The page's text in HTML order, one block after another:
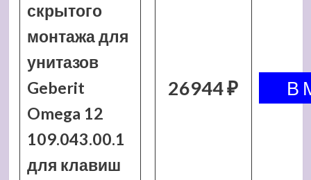
скрытого
монтажа для
унитазов
Geberit
Omega 12
109.043.00.1
для клавиш
26944 ₽